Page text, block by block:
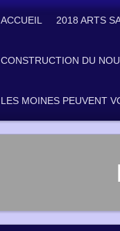
ACCUEIL 2018 ARTS
CONSTRUCTION DU
LES MOINES PEUVENT